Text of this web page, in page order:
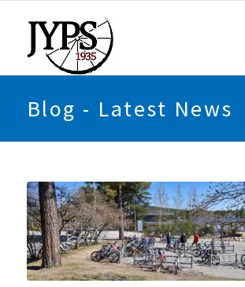
Blog - Latest News